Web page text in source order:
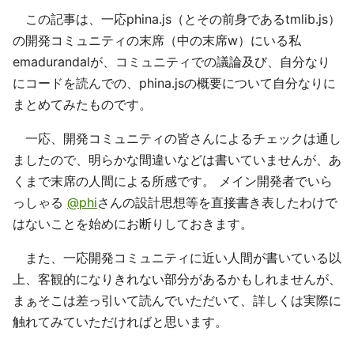
この記事は、一応phina.js（とその前身であるtmlib.js）
の開発コミュニティの末席（中の末席w）にいる私
emadurandalが、コミュニティでの議論及び、自分なり
にコードを読んでの、phina.jsの概要について自分なりに
まとめてみたものです。
一応、開発コミュニティの皆さんによるチェックは通し
ましたので、明らかな間違いなどは書いていませんが、あ
くまで末席の人間による所感です。 メイン開発者でいら
っしゃる @phiさんの設計思想等を直接書き表したわけで
はないことを始めにお断りしておきます。
また、一応開発コミュニティに近い人間が書いている以
上、客観的になりきれない部分があるかもしれませんが、
まぁそこは差っ引いて読んでいただいて、詳しくは実際に
触れてみていただければと思います。